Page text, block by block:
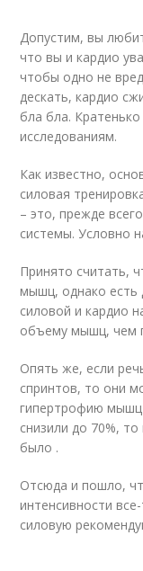
Допустим, вы
что вы и кардио
чтобы одно не
дескать, кардио
бла бла.
исследованиям.
Как известно,
силовая
– это, прежде
системы. Условно
Принято считать,
мышц, однако есть
силовой и кардио
объему мышц, чем
Опять же, если
спринтов, то они
гипертрофию мышц
снизили до 70%,
было .
Отсюда и пошло,
интенсивности
силовую